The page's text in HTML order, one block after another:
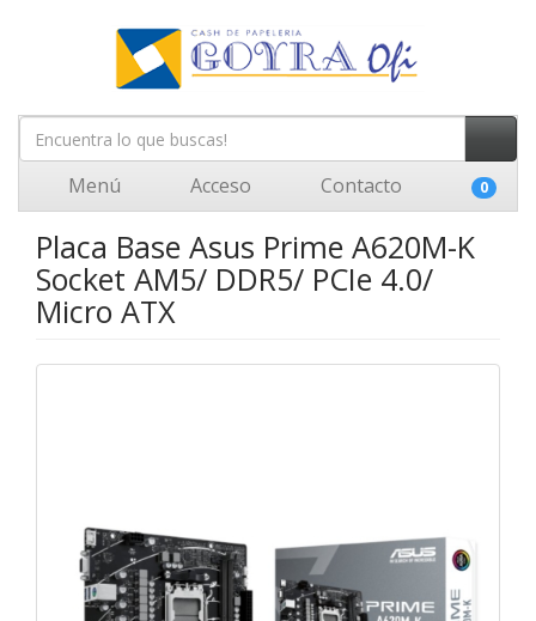
Menú Acceso Contacto 0
Placa Base Asus Prime A620M-K
Socket AM5/ DDR5/ PCIe 4.0/
Micro ATX